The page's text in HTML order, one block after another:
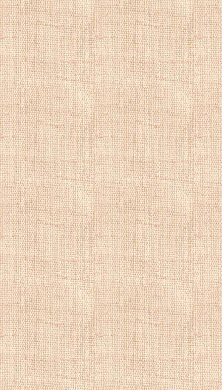
Эшфордтакже
Академии в
1777 года. С
созданном
нескольким
одним из самых
время, на одном
Барретом.
видами
его
Эшфордбыл
многочисленные
художников,
особенно в
Картины
пейзаж,